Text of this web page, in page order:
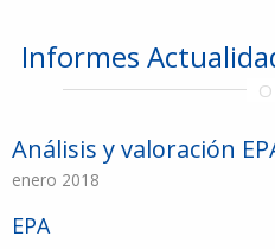
Informes
Análisis y valoración
enero 2018
EPA